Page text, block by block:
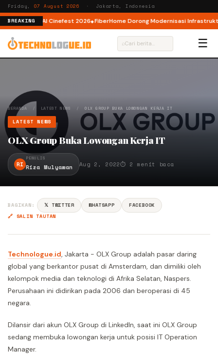
Friday, 07 August 2026 · Jakarta, Indonesia
BREAKING
AI lewat AI Cinefest 2026 FiberHome Dorong Modernisasi Infrastruktur
⌕ ☰
BERANDA / LATEST NEWS / OLX GROUP BUKA LOWONGAN KERJA IT
LATEST NEWS
OLX Group Buka Lowongan Kerja IT
RI
PENULIS
Riza Mulyawan Aug 2, 2022⏱ 2 menit baca
BAGIKAN: 𝕏 TWITTER WHATSAPP
FACEBOOK
🔗 SALIN TAUTAN
Technologue.id, Jakarta - OLX Group adalah pasar daring
global yang berkantor pusat di Amsterdam, dan dimiliki oleh
kelompok media dan teknologi di Afrika Selatan, Naspers.
Perusahaan ini didirikan pada 2006 dan beroperasi di 45
negara.
Dilansir dari akun OLX Group di LinkedIn, saat ini OLX Group
sedang membuka lowongan kerja untuk posisi IT Operation
Manager.